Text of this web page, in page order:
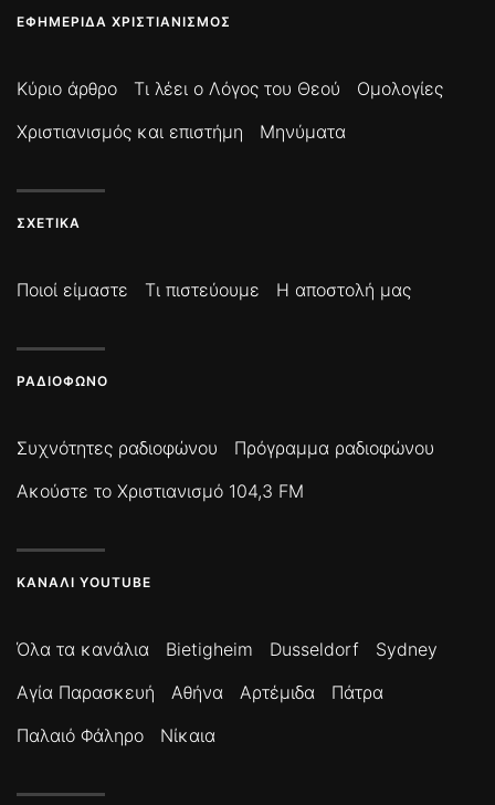
ΕΦΗΜΕΡΊΔΑ ΧΡΙΣΤΙΑΝΙΣΜΌΣ
Κύριο άρθρο Τι λέει ο Λόγος του Θεού
Ομολογίες
Χριστιανισμός και επιστήμη
Μηνύματα
ΣΧΕΤΙΚΆ
Ποιοί είμαστε Τι πιστεύουμε Η αποστολή μας
ΡΑΔΙΌΦΩΝΟ
Συχνότητες ραδιοφώνου
Πρόγραμμα ραδιοφώνου
Ακούστε το Χριστιανισμό 104,3 FM
ΚΑΝΆΛΙ YOUTUBE
Όλα τα κανάλια Bietigheim Dusseldorf
Sydney
Αγία Παρασκευή
Αθήνα Αρτέμιδα
Πάτρα
Παλαιό Φάληρο
Νίκαια